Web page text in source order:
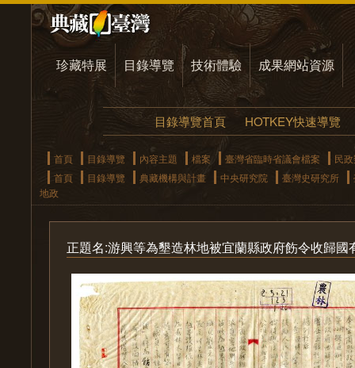
珍藏特展 目錄導覽 技術體驗 成果網站資源
目錄導覽首頁 HOTKEY快速導覽
首頁 目錄導覽 內容主題 檔案 臺灣省臨時省議會檔案
民
首頁
目錄導覽 典藏機構與計畫 中央研究院 臺灣史研究所
地政
正題名:游興等為墾造林地被宜蘭縣政府飭令收歸